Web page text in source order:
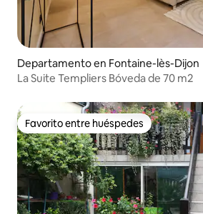
Departamento en Fontaine-lès-Dijon
La Suite Templiers Bóveda de 70 m2
Favorito entre huéspedes
Favorito entre huéspedes